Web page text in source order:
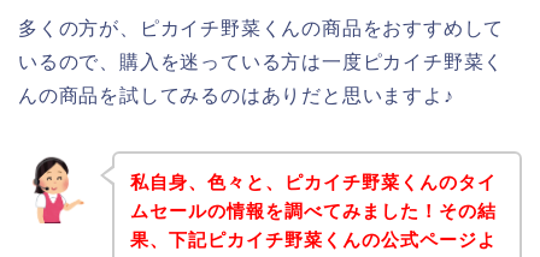
多くの方が、ピカイチ野菜くんの商品をおすすめして
いるので、購入を迷っている方は一度ピカイチ野菜く
んの商品を試してみるのはありだと思いますよ♪
私自身、色々と、ピカイチ野菜くんのタイ
ムセールの情報を調べてみました！その結
果、下記ピカイチ野菜くんの公式ページよ